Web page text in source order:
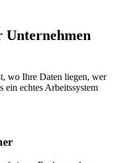
Unternehmen
wo Ihre Daten liegen, wer
ein echtes Arbeitssystem